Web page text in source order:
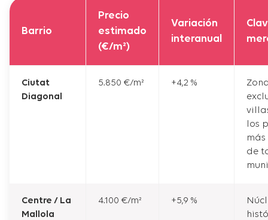
Barrio
Precio
estimado
(€/m²)
Variación
interanual
Ciutat
Diagonal
5.850 €/m² +4,2 %
los
de
Centre / La
Mallola
4.100 €/m² +5,9 %